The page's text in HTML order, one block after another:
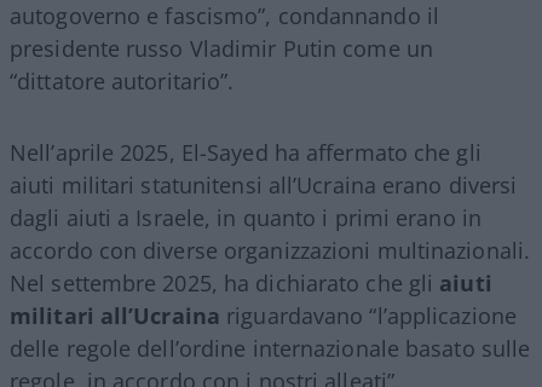
autogoverno e fascismo”, condannando il
presidente russo Vladimir Putin come un
“dittatore autoritario”.
Nell’aprile 2025, El-Sayed ha affermato che gli
aiuti militari statunitensi all’Ucraina erano diversi
dagli aiuti a Israele, in quanto i primi erano in
accordo con diverse organizzazioni multinazionali.
Nel settembre 2025, ha dichiarato che gli aiuti
militari all’Ucraina riguardavano “l’applicazione
delle regole dell’ordine internazionale basato sulle
regole, in accordo con i nostri alleati”.